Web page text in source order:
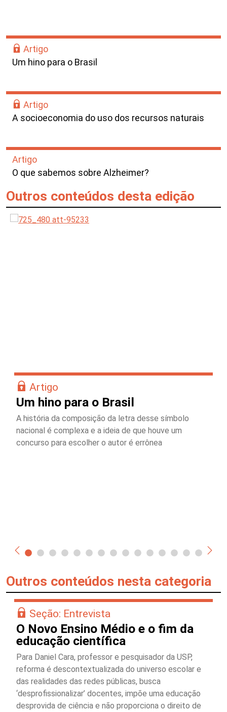
Artigo
Um hino para o Brasil
Artigo
A socioeconomia do uso dos recursos naturais
Artigo
O que sabemos sobre Alzheimer?
Outros conteúdos desta edição
Artigo
Um hino para o Brasil
A história da composição da letra desse símbolo
nacional é complexa e a ideia de que houve um
concurso para escolher o autor é errônea
Outros conteúdos nesta categoria
Seção: Entrevista
O Novo Ensino Médio e o fim da
educação científica
Para Daniel Cara, professor e pesquisador da USP,
reforma é descontextualizada do universo escolar e
das realidades das redes públicas, busca
‘desprofissionalizar’ docentes, impõe uma educação
desprovida de ciência e não proporciona o direito de